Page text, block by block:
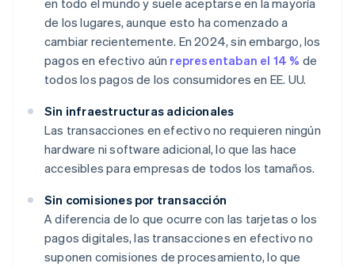
en todo el mundo y suele aceptarse en la mayoría
de los lugares, aunque esto ha comenzado a
cambiar recientemente. En 2024, sin embargo, los
pagos en efectivo aún representaban el 14 % de
todos los pagos de los consumidores en EE. UU.
Sin infraestructuras adicionales
Las transacciones en efectivo no requieren ningún
hardware ni software adicional, lo que las hace
accesibles para empresas de todos los tamaños.
Sin comisiones por transacción
A diferencia de lo que ocurre con las tarjetas o los
pagos digitales, las transacciones en efectivo no
suponen comisiones de procesamiento, lo que